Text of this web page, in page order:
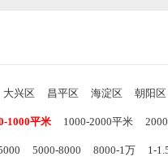
大兴区 昌平区 海淀区 朝阳区
1000平米 1000-2000平米
5000-8000 8000-1万 1-